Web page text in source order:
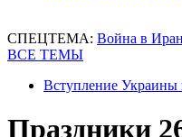
СПЕЦТЕМА: Война в
ВСЕ ТЕМЫ
Вступление
Праздники